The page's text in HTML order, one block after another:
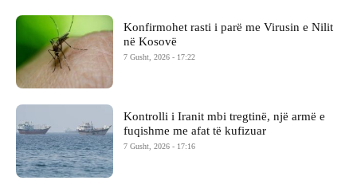
Konfirmohet rasti i parë me Virusin e Nilit
në Kosovë
7 Gusht, 2026 - 17:22
Kontrolli i Iranit mbi tregtinë, një armë e
fuqishme me afat të kufizuar
7 Gusht, 2026 - 17:16